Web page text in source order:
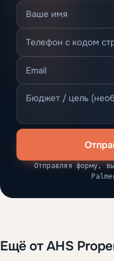
Отправляя форму,
Ещё от AHS